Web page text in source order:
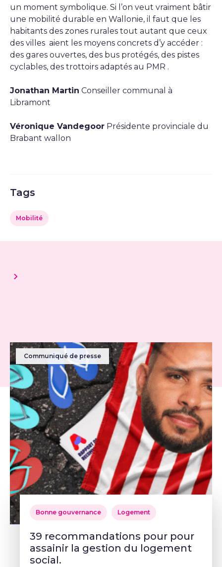
un moment symbolique. Si l’on veut vraiment bâtir
une mobilité durable en Wallonie, il faut que les
habitants des zones rurales tout autant que ceux
des villes aient les moyens concrets d’y accéder :
des gares ouvertes, des bus protégés, des pistes
cyclables, des trottoirs adaptés au PMR .
Jonathan Martin Conseiller communal à
Libramont
Véronique Vandegoor Présidente provinciale du
Brabant wallon
Tags
Mobilité
Communiqué de presse
Bonne gouvernance Logement
39 recommandations pour pour
assainir la gestion du logement
social.